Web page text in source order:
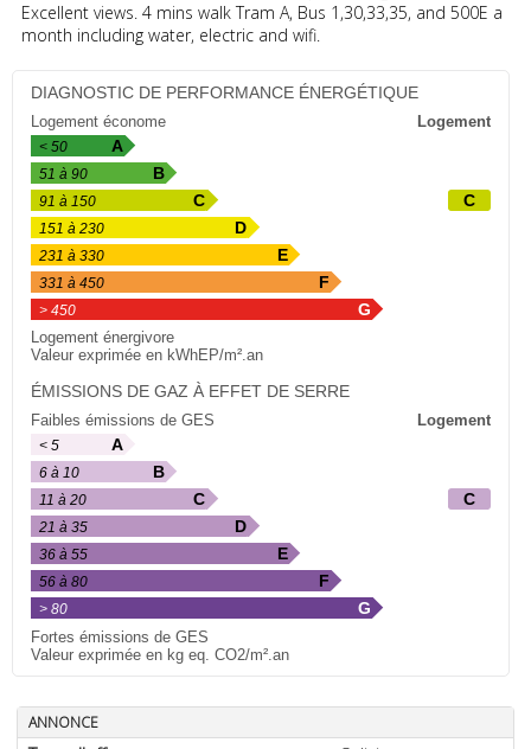
Excellent views. 4 mins walk Tram A, Bus 1,30,33,35, and 500E a
month including water, electric and wifi.
DIAGNOSTIC DE PERFORMANCE ÉNERGÉTIQUE
Logement économe Logement
< 50 A
51 à 90 B
91 à 150 C C
151 à 230 D
231 à 330 E
331 à 450 F
> 450 G
Logement énergivore
Valeur exprimée en kWhEP/m².an
ÉMISSIONS DE GAZ À EFFET DE SERRE
Faibles émissions de GES Logement
< 5 A
6 à 10 B
11 à 20 C C
21 à 35 D
36 à 55 E
56 à 80 F
> 80 G
Fortes émissions de GES
Valeur exprimée en kg eq. CO2/m².an
ANNONCE